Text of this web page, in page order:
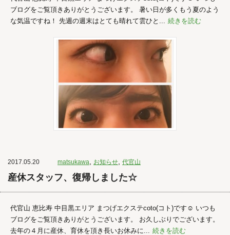
ブログをご覧頂きありがとうございます。 暑い日が多くもう夏のよう
な気温ですね！ 先週の週末はとても晴れて雲ひと...
続きを読む
2017.05.20 matsukawa お知らせ 代官山
産休スタッフ、復帰しました☆
代官山 恵比寿 中目黒エリア まつげエクステcoto(コト)です☺︎ いつも
ブログをご覧頂きありがとうございます。 お久しぶりでございます。
去年の４月に産休、育休を頂き長いお休みに... 続きを読む